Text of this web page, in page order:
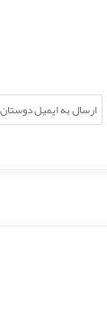
ارسال به ایمیل دوستان